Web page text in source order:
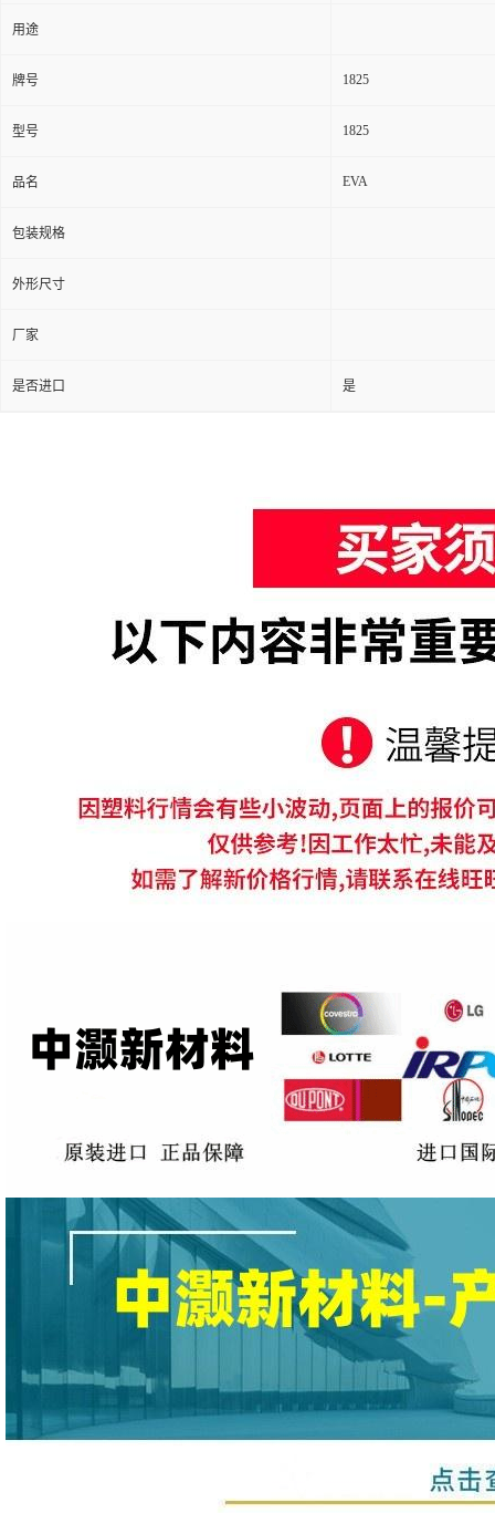
用途
牌号 1825
型号 1825
品名 EVA
包装规格
外形尺寸
厂家
是否进口 是